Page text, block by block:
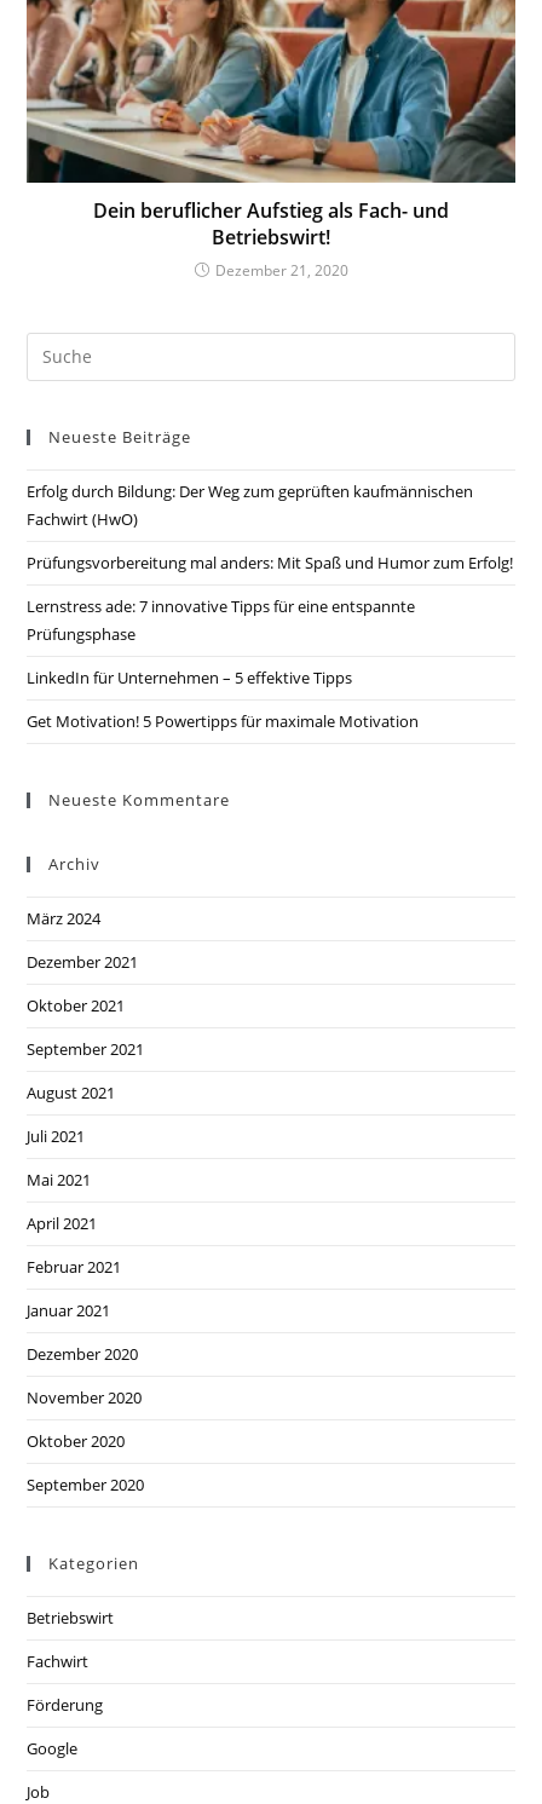
Dein beruflicher Aufstieg als Fach- und
Betriebswirt!
Dezember 21, 2020
Neueste Beiträge
Erfolg durch Bildung: Der Weg zum geprüften kaufmännischen
Fachwirt (HwO)
Prüfungsvorbereitung mal anders: Mit Spaß und Humor zum Erfolg!
Lernstress ade: 7 innovative Tipps für eine entspannte
Prüfungsphase
LinkedIn für Unternehmen – 5 effektive Tipps
Get Motivation! 5 Powertipps für maximale Motivation
Neueste Kommentare
Archiv
März 2024
Dezember 2021
Oktober 2021
September 2021
August 2021
Juli 2021
Mai 2021
April 2021
Februar 2021
Januar 2021
Dezember 2020
November 2020
Oktober 2020
September 2020
Kategorien
Betriebswirt
Fachwirt
Förderung
Google
Job